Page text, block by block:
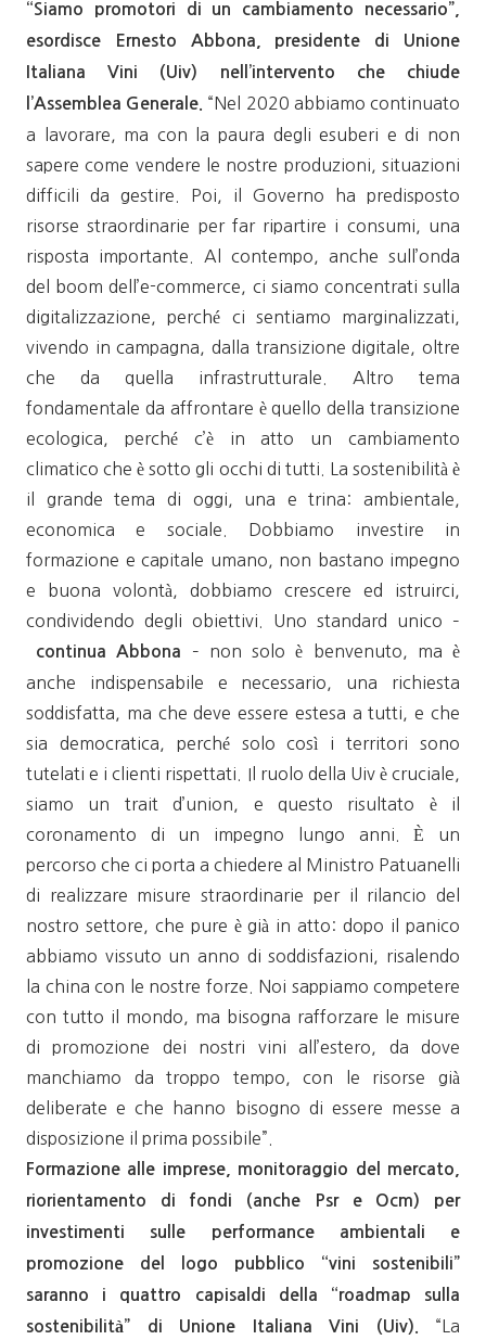
“Siamo promotori di un cambiamento necessario”,
esordisce Ernesto Abbona, presidente di Unione
Italiana Vini (Uiv) nell’intervento che chiude
l’Assemblea Generale. “Nel 2020 abbiamo continuato
a lavorare, ma con la paura degli esuberi e di non
sapere come vendere le nostre produzioni, situazioni
difficili da gestire. Poi, il Governo ha predisposto
risorse straordinarie per far ripartire i consumi, una
risposta importante. Al contempo, anche sull’onda
del boom dell’e-commerce, ci siamo concentrati sulla
digitalizzazione, perché ci sentiamo marginalizzati,
vivendo in campagna, dalla transizione digitale, oltre
che da quella infrastrutturale. Altro tema
fondamentale da affrontare è quello della transizione
ecologica, perché c’è in atto un cambiamento
climatico che è sotto gli occhi di tutti. La sostenibilità è
il grande tema di oggi, una e trina: ambientale,
economica e sociale. Dobbiamo investire in
formazione e capitale umano, non bastano impegno
e buona volontà, dobbiamo crescere ed istruirci,
condividendo degli obiettivi. Uno standard unico –
continua Abbona
– non solo è benvenuto, ma è
anche indispensabile e necessario, una richiesta
soddisfatta, ma che deve essere estesa a tutti, e che
sia democratica, perché solo così i territori sono
tutelati e i clienti rispettati. Il ruolo della Uiv è cruciale,
siamo un trait d’union, e questo risultato è il
coronamento di un impegno lungo anni. È un
percorso che ci porta a chiedere al Ministro Patuanelli
di realizzare misure straordinarie per il rilancio del
nostro settore, che pure è già in atto: dopo il panico
abbiamo vissuto un anno di soddisfazioni, risalendo
la china con le nostre forze. Noi sappiamo competere
con tutto il mondo, ma bisogna rafforzare le misure
di promozione dei nostri vini all’estero, da dove
manchiamo da troppo tempo, con le risorse già
deliberate e che hanno bisogno di essere messe a
disposizione il prima possibile”.
Formazione alle imprese, monitoraggio del mercato,
riorientamento di fondi (anche Psr e Ocm) per
investimenti sulle performance ambientali e
promozione del logo pubblico “vini sostenibili”
saranno i quattro capisaldi della “roadmap sulla
sostenibilità” di Unione Italiana Vini (Uiv).
“La